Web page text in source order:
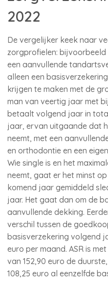
2022
De vergelijker keek naar
zorgprofielen:
een aanvullende
alleen een
krijgen te maken met de
man van veertig jaar met
betaalt volgend jaar in
jaar, ervan uitgaande dat
neemt, met een
en orthodontie en een
Wie single is en het
neemt, gaat er het minst
komend jaar gemiddeld
jaar. Het gaat dan om de
aanvullende dekking.
verschil tussen de
basisverzekering volgend
euro per maand. ASR is
van 152,90 euro de
108,25 euro al eenzelfde